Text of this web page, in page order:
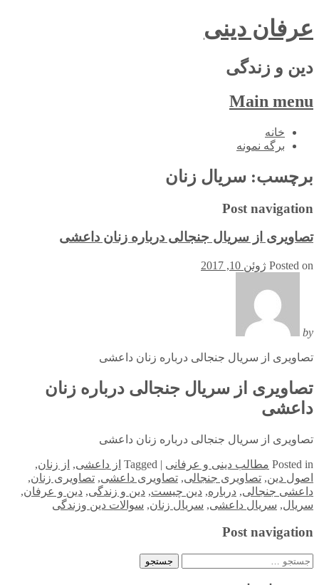
عرفان دینی
دین و زندگی
Main menu
Skip
خانه
برگه نمونه
برچسب: سریال زنان
Post navigation
تصاویری از سریال جنجالی درباره زنان داعشی
Posted on ژوئن 10, 2017
by
تصاویری از سریال جنجالی درباره زنان داعشی
تصاویری از سریال جنجالی درباره زنان
داعشی
تصاویری از سریال جنجالی درباره زنان داعشی
Posted in مطالب دینی و عرفانی |
Tagged از داعشی, از زنان,
اصول دین, تصاویری جنجالی, تصاویری داعشی, تصاویری زنان,
داعشی جنجالی, درباره, دین چیست, دین و زندگی, دین و عرفان,
سریال, سریال داعشی, سریال زنان, سوالات دین وزندگی
Post navigation
جستجو